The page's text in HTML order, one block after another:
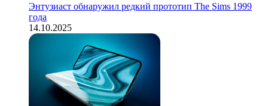
Энтузиаст обнаружил редкий прототип The Sims 1999
года
14.10.2025